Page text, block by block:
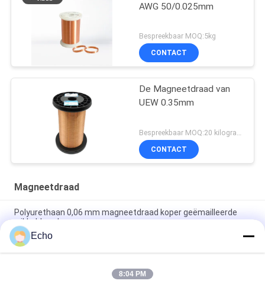
AWG 50/0.025mm
Bespreekbaar MOQ:5kg
CONTACT
De Magneetdraad van
UEW 0.35mm
Bespreekbaar MOQ:20 kilogram/Kilogram
CONTACT
Magneetdraad
Polyurethaan 0,06 mm magneetdraad koper geëmailleerde
wikkeldraad
0.15mm gelaagd koperen wikkeldraad gelaagd draad
meetgrafiek
de 0.036mm Geëmailleerde Draad van de Kopermagneet voor
Echo
8:04 PM